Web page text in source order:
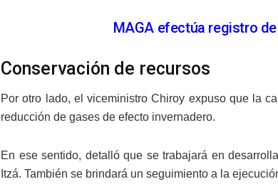
MAGA efectúa registro
Conservación de recursos
Por otro lado, el viceministro Chiroy expuso que la
reducción de gases de efecto invernadero.
En ese sentido, detalló que se trabajará en
Itzá. También se brindará un seguimiento a la